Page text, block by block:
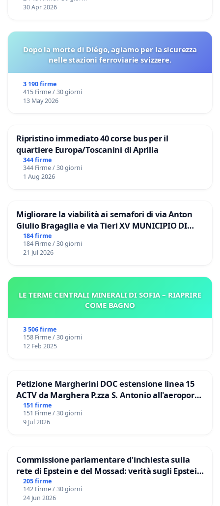
30 Apr 2026
Dopo la morte di Diégo, agiamo per la sicurezza
nelle stazioni ferroviarie svizzere.
3 190 firme
415 Firme / 30 giorni
13 May 2026
Ripristino immediato 40 corse bus per il
quartiere Europa/Toscanini di Aprilia
344 firme
344 Firme / 30 giorni
1 Aug 2026
Migliorare la viabilità ai semafori di via Anton
Giulio Bragaglia e via Tieri XV MUNICIPIO DI
ROMA
184 firme
184 Firme / 30 giorni
21 Jul 2026
LE TERME CENTRALI MINERALI DI SOFIA – RIAPRIRE
COME BAGNO
3 506 firme
158 Firme / 30 giorni
12 Feb 2025
Petizione Margherini DOC estensione linea 15
ACTV da Marghera P.zza S. Antonio all'aeroporto
Marco Polo tariffa a € 1,50
151 firme
151 Firme / 30 giorni
9 Jul 2026
Commissione parlamentare d'inchiesta sulla
rete di Epstein e del Mossad: verità sugli Epstein
Files
205 firme
142 Firme / 30 giorni
24 Jun 2026